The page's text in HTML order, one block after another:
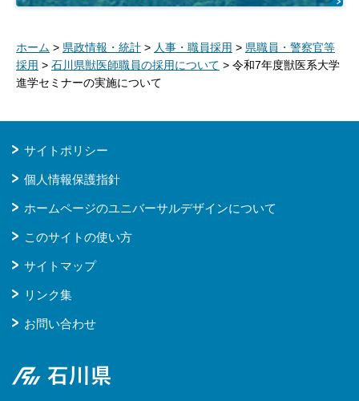
ホーム > 県政情報・統計 > 人事・職員採用 > 県職員・警察官等
採用 > 石川県獣医師職員の採用について > 令和7年度獣医系大学
進学セミナーの実施について
サイトポリシー
個人情報保護指針
ホームページのユニバーサルデザインについて
このサイトの使い方
サイトマップ
リンク集
お問い合わせ
石川県